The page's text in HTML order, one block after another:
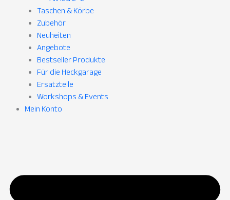
Taschen & Körbe
Zubehör
Neuheiten
Angebote
Bestseller Produkte
Für die Heckgarage
Ersatzteile
Workshops & Events
Mein Konto